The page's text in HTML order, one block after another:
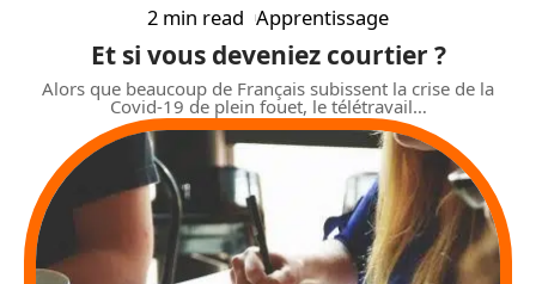
2 min read Apprentissage
Et si vous deveniez courtier ?
Alors que beaucoup de Français subissent la crise de la
Covid-19 de plein fouet, le télétravail…